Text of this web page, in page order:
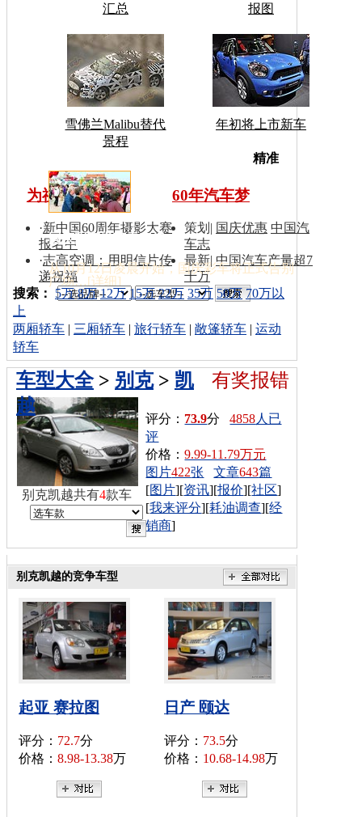
汇总
报图
雪佛兰Malibu替代
景程
年初将上市新车
国庆彩车撤离天安门
从10月12日凌晨开始，国庆彩车将正式告别
广场…[详细 ]
为祖国同喝彩
·新中国60周年摄影大赛
报名中
·志高空调：用明信片传
递祝福
60年汽车梦
策划 | 国庆优惠 中国汽
车志
最新|中国汽车产量超7
千万
车型搜
索：
精准
搜索： 5万 8万 12万 15万 22万 35万 50万 70万以
上
两厢轿车 | 三厢轿车 | 旅行轿车 | 敞篷轿车 | 运动
轿车
有奖报错
车型大全> 别克> 凯
越
评分： 73.9分4858人已
评
价格：9.99-11.79万元
图片422张 文章643篇
[图片][资讯][报价][社区]
[我来评分][耗油调查][经
销商]
别克凯越共有4款车
别克凯越的竞争车型
起亚 赛拉图
评分： 72.7分
价格： 8.98-13.38万
日产 颐达
评分： 73.5分
价格： 10.68-14.98万